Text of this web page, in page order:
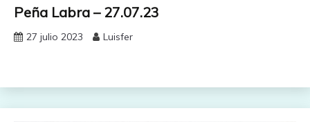
Peña Labra – 27.07.23
27 julio 2023 Luisfer